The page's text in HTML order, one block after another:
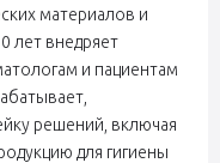
материалов и
лет внедряет
и пациентам
решений, включая
для гигиены